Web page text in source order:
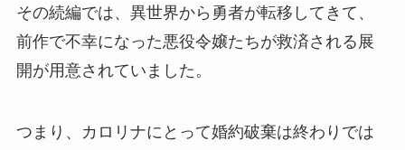
その続編では、異世界から勇者が転移してきて、
前作で不幸になった悪役令嬢たちが救済される展
開が用意されていました。
つまり、カロリナにとって婚約破棄は終わりでは